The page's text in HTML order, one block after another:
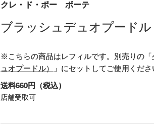
クレ・ド・ポー ボーテ
ブラッシュデュオプードル
※こちらの商品はレフィルです。別売りの「
ュオプードル）
」にセットしてご使用くださ
送料660円（税込）
店舗受取可